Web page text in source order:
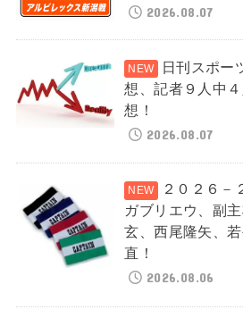
2026.08.07
日刊スポー
想、記者９人中
想！
2026.08.07
２０２６－
ガブリエウ、副
玄、西尾隆矢、
直！
2026.08.06